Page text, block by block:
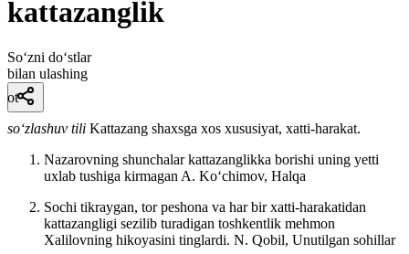
kattazanglik
So‘zni do‘stlar
bilan ulashing
ot
so‘zlashuv tili Kattazang shaxsga xos xususiyat, xatti-harakat.
Nazarovning shunchalar kattazanglikka borishi uning yetti
uxlab tushiga kirmagan A. Koʻchimov, Halqa
Sochi tikraygan, tor peshona va har bir xatti-harakatidan
kattazangligi sezilib turadigan toshkentlik mehmon
Xalilovning hikoyasini tinglardi. N. Qobil, Unutilgan sohillar